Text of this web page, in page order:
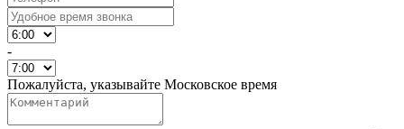
-
Пожалуйста, указывайте Московское время